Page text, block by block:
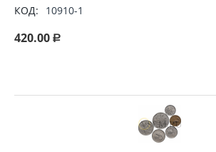
КОД:
10910-1
420.00 Р